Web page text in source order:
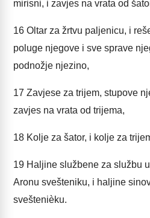
mirisni, i zavjes na vrata od
16 Oltar za žrtvu paljenicu, i
poluge njegove i sve sprave
podnožje njezino,
17 Zavjese za trijem, stupove
zavjes na vrata od trijema,
18 Kolje za šator, i kolje za
19 Haljine službene za službu
Aronu svešteniku, i haljine
sveštenièku.